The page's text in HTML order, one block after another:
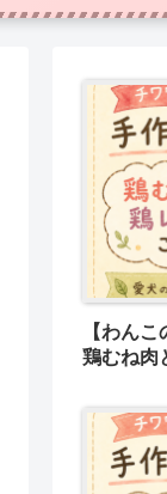
【わん
鶏むね肉